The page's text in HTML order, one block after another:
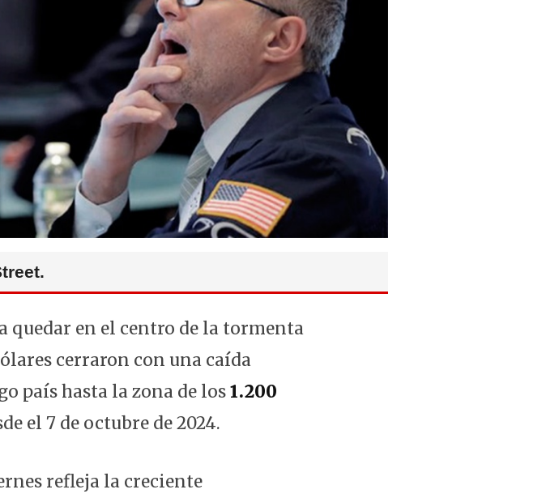
quedar en el centro de la tormenta
cerraron con una caída
país hasta la zona de los1.200
el 7 de octubre de 2024.
refleja la creciente